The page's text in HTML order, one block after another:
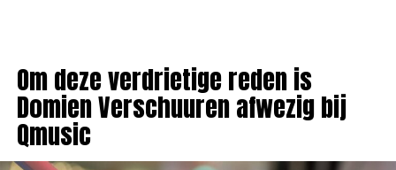
Om deze verdrietige reden is
Domien Verschuuren afwezig bij
Qmusic